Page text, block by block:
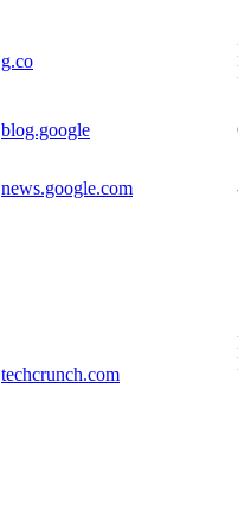
g.co
blog.google
news.google.com
techcrunch.com